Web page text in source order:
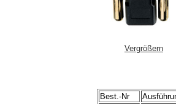
Vergrößern
Best.-Nr